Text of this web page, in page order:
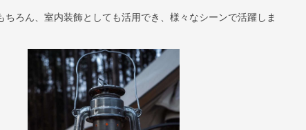
ちろん、室内装飾としても活用でき、様々なシーンで活躍しま